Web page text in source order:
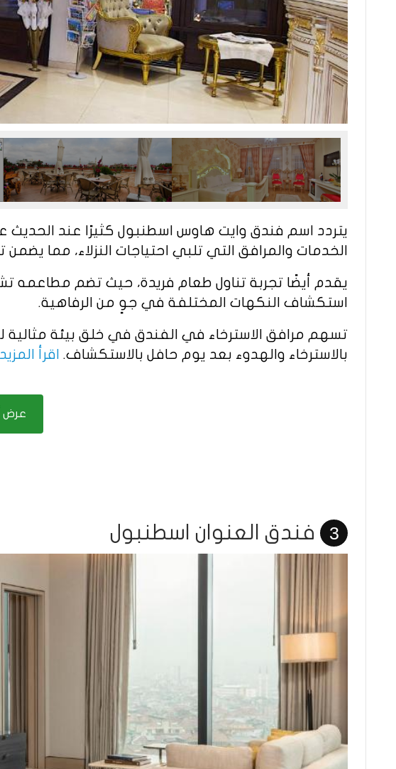
يتردد اسم فندق وايت هاوس اسطنبول كثيرًا عند الحديث
الخدمات والمرافق التي تلبي احتياجات النزلاء، مما
يقدم أيضًا تجربة تناول طعام فريدة، حيث تضم مطاعمه
استكشاف النكهات المختلفة في جوٍ من الرفاهية.
تسهم مرافق الاسترخاء في الفندق في خلق بيئة مثالية
بالاسترخاء والهدوء بعد يوم حافل بالاستكشاف. اقرأ
عرض
3 فندق العنوان اسطنبول